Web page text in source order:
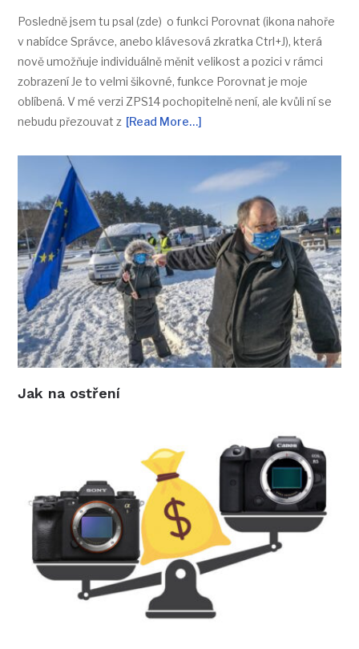
Posledně jsem tu psal (zde) o funkci Porovnat (ikona nahoře
v nabídce Správce, anebo klávesová zkratka Ctrl+J), která
nově umožňuje individuálně měnit velikost a pozici v rámci
zobrazení Je to velmi šikovné, funkce Porovnat je moje
oblíbená. V mé verzi ZPS14 pochopitelně není, ale kvůli ní se
nebudu přezouvat z [Read More…]
Jak na ostření